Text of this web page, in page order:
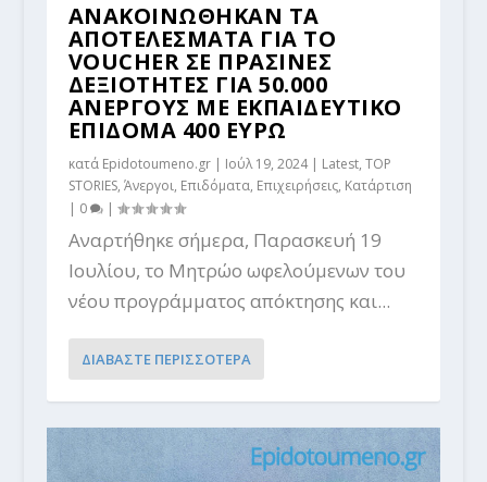
ΑΝΑΚΟΙΝΩΘΗΚΑΝ ΤΑ
ΑΠΟΤΕΛΕΣΜΑΤΑ ΓΙΑ ΤΟ
VOUCHER ΣΕ ΠΡΑΣΙΝΕΣ
ΔΕΞΙΟΤΗΤΕΣ ΓΙΑ 50.000
ΑΝΕΡΓΟΥΣ ΜΕ ΕΚΠΑΙΔΕΥΤΙΚΟ
ΕΠΙΔΟΜΑ 400 ΕΥΡΩ
κατά Epidotoumeno.gr| Ιούλ 19, 2024| Latest, TOP
STORIES, Άνεργοι, Επιδόματα, Επιχειρήσεις, Κατάρτιση
| 0 |
Αναρτήθηκε σήμερα, Παρασκευή 19
Ιουλίου, το Mητρώο ωφελούμενων του
νέου προγράμματος απόκτησης και...
ΔΙΑΒΑΣΤΕ ΠΕΡΙΣΣΟΤΕΡΑ